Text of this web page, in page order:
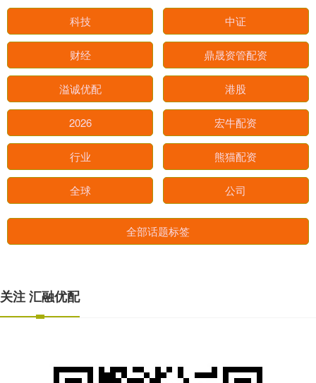
科技 中证
财经 鼎晟资管配资
溢诚优配 港股
2026 宏牛配资
行业 熊猫配资
全球 公司
全部话题标签
关注 汇融优配